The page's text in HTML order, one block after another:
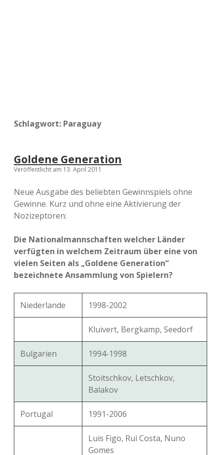
Schlagwort: Paraguay
Goldene Generation
Veröffentlicht am 13. April 2011
Neue Ausgabe des beliebten Gewinnspiels ohne
Gewinne. Kurz und ohne eine Aktivierung der
Nozizeptoren:
Die Nationalmannschaften welcher Länder
verfügten in welchem Zeitraum über eine von
vielen Seiten als „Goldene Generation“
bezeichnete Ansammlung von Spielern?
Niederlande 1998-2002
Kluivert, Bergkamp, Seedorf
Bulgarien 1994-1998
Stoitschkov, Letschkov,
Balakov
Portugal 1991-2006
Luis Figo, Rui Costa, Nuno
Gomes